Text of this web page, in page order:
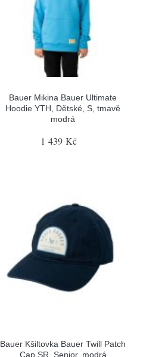
Bauer Mikina Bauer Ultimate
Hoodie YTH, Dětské, S, tmavě
modrá
1 439 Kč
Bauer Kšiltovka Bauer Twill Patch
Cap SR, Senior, modrá